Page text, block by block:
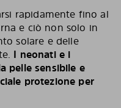
rapidamente fino al
e ciò non solo in
solare e delle
I neonati e i
pelle sensibile e
protezione per